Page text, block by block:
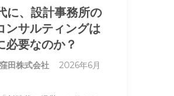
に、設計事務所の
ンサルティングは
必要なのか？
田株式会社
2026年6月